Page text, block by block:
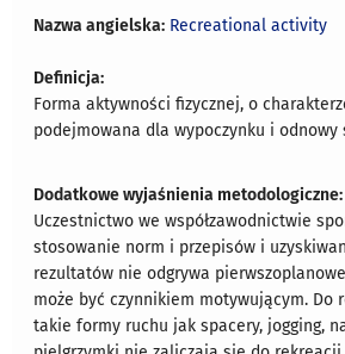
Nazwa angielska: Recreational activity
Definicja:
Forma aktywności fizycznej, o
podejmowana dla wypoczynku i odnowy
Dodatkowe wyjaśnienia metodologiczne:
Uczestnictwo we współzawodnictwie
stosowanie norm i przepisów i
rezultatów nie odgrywa
może być czynnikiem motywującym. Do
takie formy ruchu jak spacery, jogging,